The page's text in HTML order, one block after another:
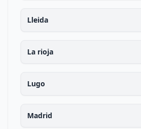
Lleida
La rioja
Lugo
Madrid